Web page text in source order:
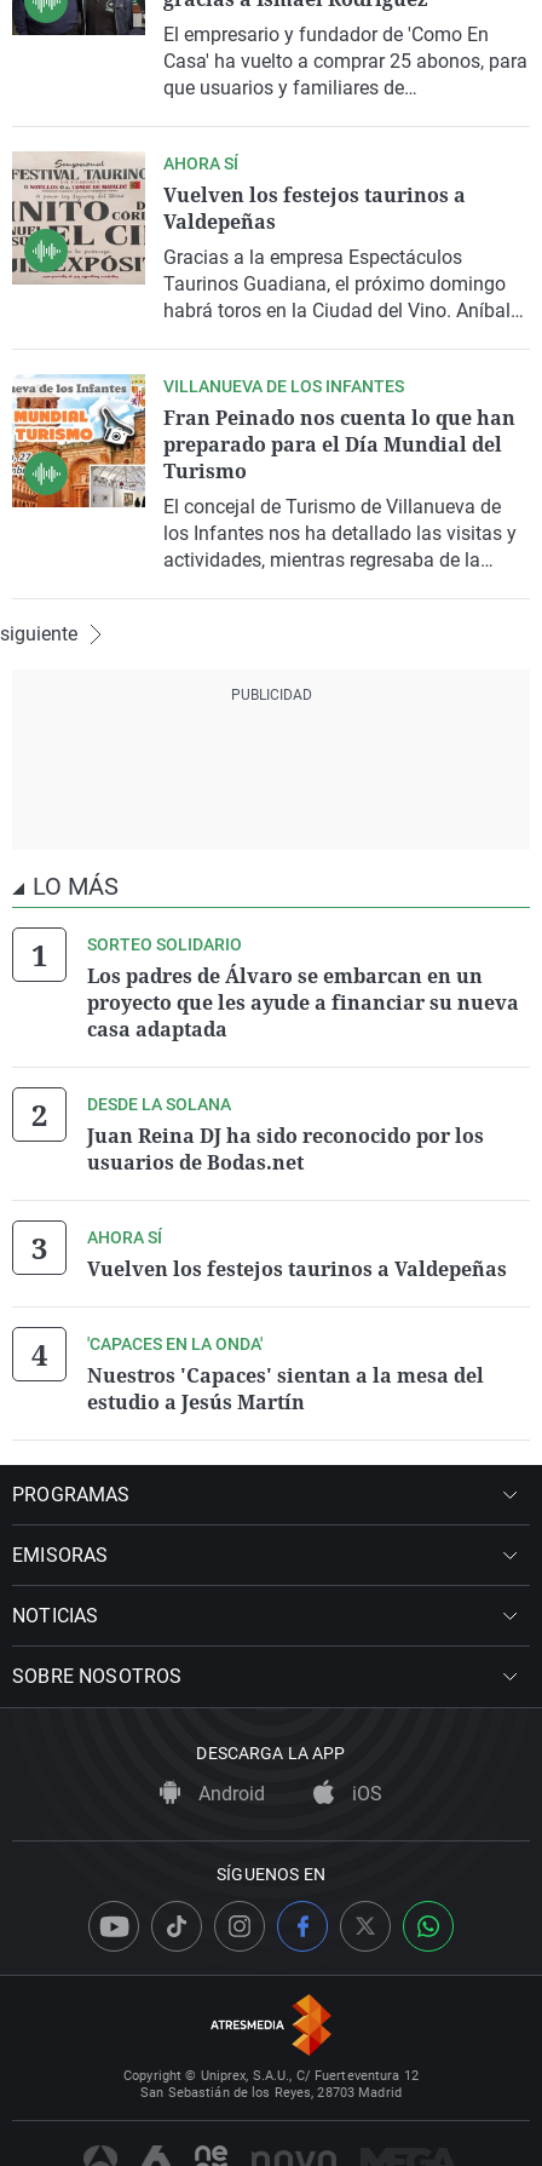
El empresario y fundador de 'Como En
Casa' ha vuelto a comprar 25 abonos, para
que usuarios y familiares de
también un ingreso para el club.
AHORA SÍ
Vuelven los festejos taurinos a
Valdepeñas
Gracias a la empresa Espectáculos
Taurinos Guadiana, el próximo domingo
habrá toros en la Ciudad del Vino. Aníbal
alguna otra sorpresa.
VILLANUEVA DE LOS INFANTES
Fran Peinado nos cuenta lo que han
preparado para el Día Mundial del
Turismo
El concejal de Turismo de Villanueva de
los Infantes nos ha detallado las visitas y
actividades, mientras regresaba de la
siguiente
LO MÁS
SORTEO SOLIDARIO
Los padres de Álvaro se embarcan en un
proyecto que les ayude a financiar su nueva
casa adaptada
DESDE LA SOLANA
Juan Reina DJ ha sido reconocido por los
usuarios de Bodas.net
AHORA SÍ
Vuelven los festejos taurinos a Valdepeñas
'CAPACES EN LA ONDA'
Nuestros 'Capaces' sientan a la mesa del
estudio a Jesús Martín
PROGRAMAS
EMISORAS
NOTICIAS
SOBRE NOSOTROS
DESCARGA LA APP
Android iOS
SÍGUENOS EN
Copyright © Uniprex, S.A.U., C/ Fuerteventura 12
San Sebastián de los Reyes, 28703 Madrid